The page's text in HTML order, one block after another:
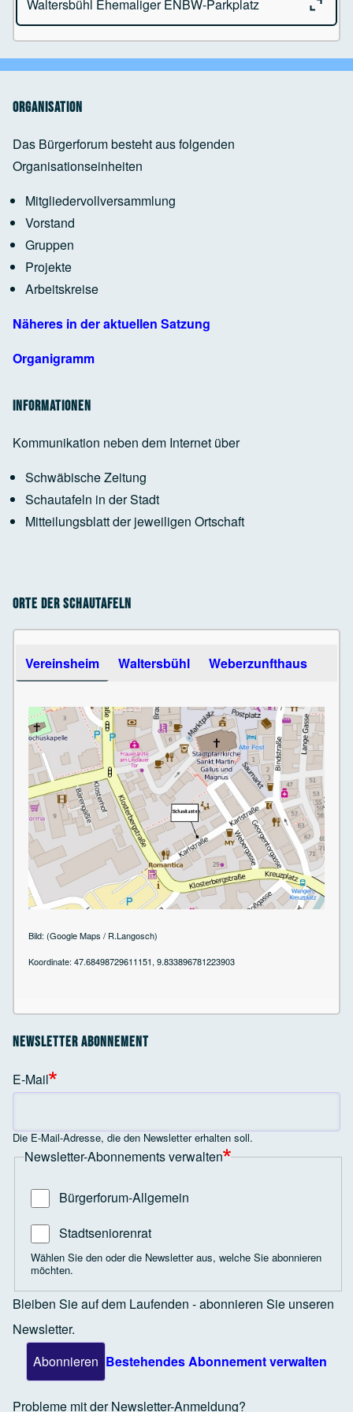
Google Maps GeneratorbyRegioHelden
Google Maps GeneratorbyRegioHelden
Humbrechtser Str.194
Waltersbühl Ehemaliger ENBW-Parkplatz
Ehemaliger ENBW-Parkplatz
Google Maps Generator
Organisation
Das Bürgerforum besteht aus folgenden
Organisationseinheiten
Mitgliedervollversammlung
Vorstand
Gruppen
Projekte
Arbeitskreise
Näheres in der aktuellen Satzung
Organigramm
Informationen
Kommunikation neben dem Internet über
Schwäbische Zeitung
Schautafeln in der Stadt
Mitteilungsblatt der jeweiligen Ortschaft
Orte der Schautafeln
Use the arrow keys to navigate between tabs
Vereinsheim Waltersbühl Weberzunfthaus
Bild: (Google Maps / R.Langosch)
Koordinate: 47.68498729611151, 9.833896781223903
Newsletter Abonnement
E-Mail
Die E-Mail-Adresse, die den Newsletter erhalten soll.
Newsletter-Abonnements verwalten
Bürgerforum-Allgemein
Stadtseniorenrat
Wählen Sie den oder die Newsletter aus, welche Sie abonnieren
möchten.
Bleiben Sie auf dem Laufenden - abonnieren Sie unseren
Newsletter.
Bestehendes Abonnement verwalten
Probleme mit der Newsletter-Anmeldung?